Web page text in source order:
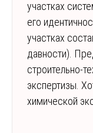
участках
его
участках
давности).
строительно-
экспертизы.
химической